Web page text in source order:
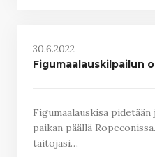
30.6.2022
Figumaalauskilpailun
Figumaalauskisa
paikan päällä
taitojasi…